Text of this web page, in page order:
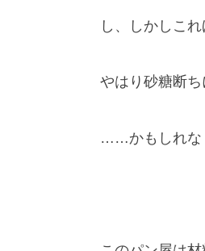
し、しかしこ
やはり砂糖断
……かもしれな